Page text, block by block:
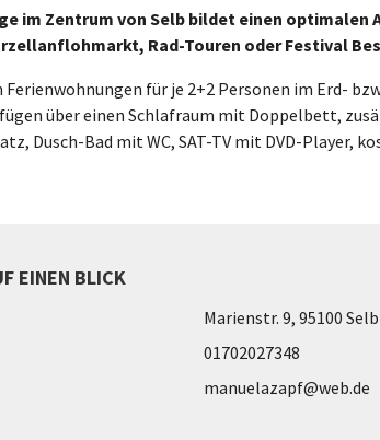
im Zentrum von Selb bildet einen
Rad-Touren oder Festival
für je 2+2 Personen im Erd-
über einen Schlafraum mit Doppelbett,
Dusch-Bad mit WC, SAT-TV mit DVD-Player,
EINEN BLICK
Marienstr. 9, 95100 Selb
01702027348
manuelazapf@web.de